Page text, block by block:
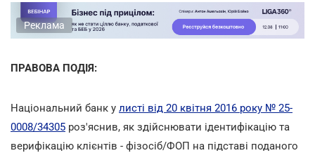
Реклама
ПРАВОВА ПОДІЯ:
Національний банк у листі від 20 квітня 2016 року № 25-
0008/34305 роз'яснив, як здійснювати ідентифікацію та
верифікацію клієнтів - фізосіб/ФОП на підставі поданого